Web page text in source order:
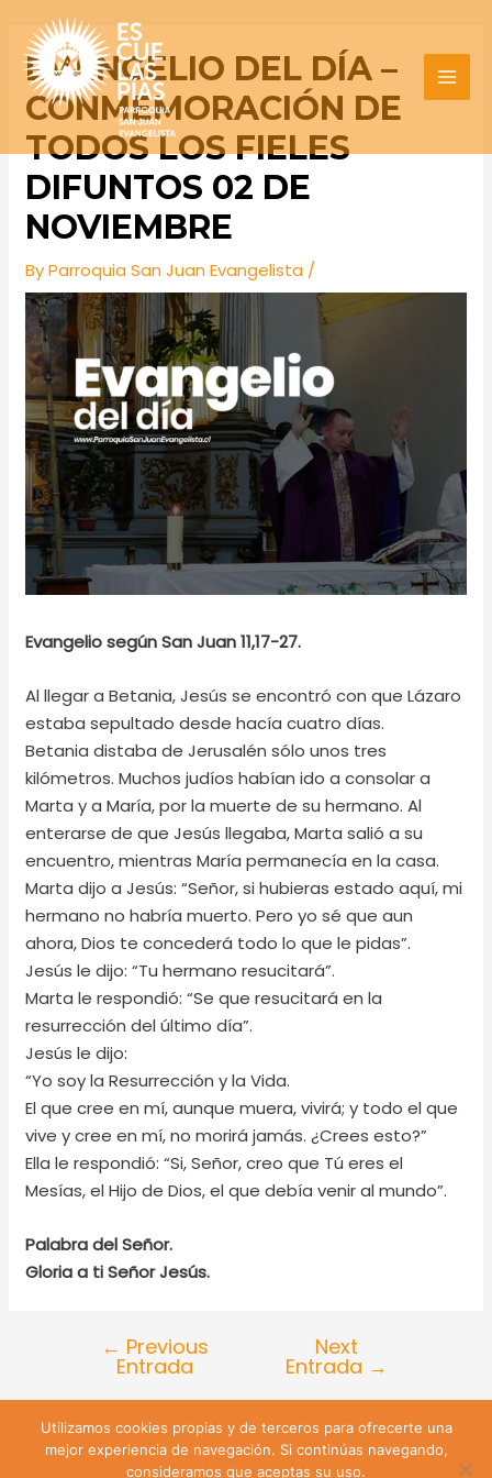
content
EVANGELIO DEL DÍA –
CONMEMORACIÓN DE
TODOS LOS FIELES
DIFUNTOS 02 DE
NOVIEMBRE
ByParroquia San Juan Evangelista /
Evangelio según San Juan 11,17-27.
Al llegar a Betania, Jesús se encontró con que Lázaro
estaba sepultado desde hacía cuatro días.
Betania distaba de Jerusalén sólo unos tres
kilómetros. Muchos judíos habían ido a consolar a
Marta y a María, por la muerte de su hermano. Al
enterarse de que Jesús llegaba, Marta salió a su
encuentro, mientras María permanecía en la casa.
Marta dijo a Jesús: “Señor, si hubieras estado aquí, mi
hermano no habría muerto. Pero yo sé que aun
ahora, Dios te concederá todo lo que le pidas”.
Jesús le dijo: “Tu hermano resucitará”.
Marta le respondió: “Se que resucitará en la
resurrección del último día”.
Jesús le dijo:
“Yo soy la Resurrección y la Vida.
El que cree en mí, aunque muera, vivirá; y todo el que
vive y cree en mí, no morirá jamás. ¿Crees esto?”
Ella le respondió: “Si, Señor, creo que Tú eres el
Mesías, el Hijo de Dios, el que debía venir al mundo”.
Palabra del Señor.
Gloria a ti Señor Jesús.
Post
navigation
← Previous
Entrada
Next
Entrada →
Lira 428 Santiago de Chile | Teléfono: +56 9 74809547 |
Email: sanjuanevangelista428@gmail.com
Utilizamos cookies propias y de terceros para ofrecerte una
mejor experiencia de navegación. Si continúas navegando,
consideramos que aceptas su uso.